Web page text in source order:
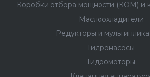
Коробки отбора мощности (КОМ) и
Маслоохладители
Редукторы и
Гидронасосы
Гидромоторы